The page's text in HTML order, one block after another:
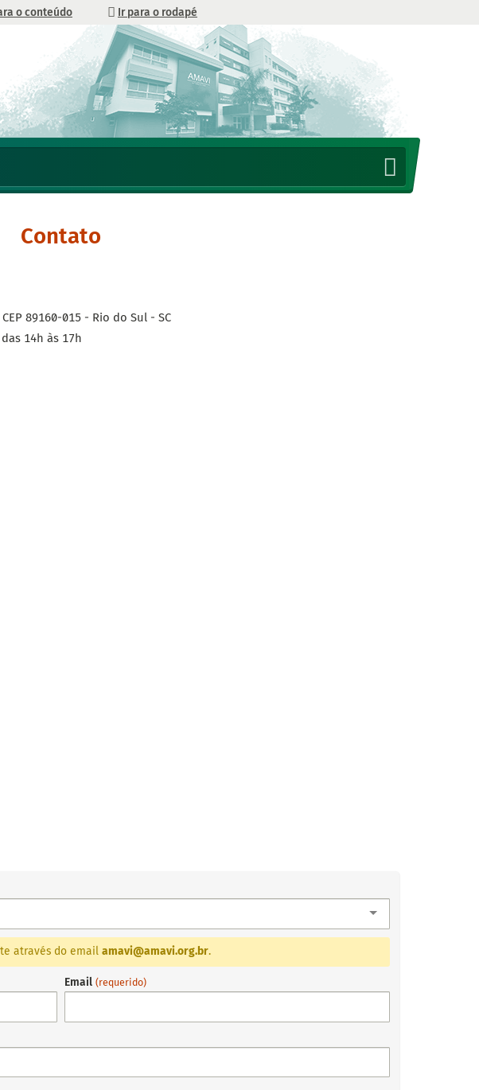
o conteúdo Ir para o rodapé
Contato
89160-015 - Rio do Sul - SC
14h às 17h
através do email amavi@amavi.org.br.
Email (requerido)